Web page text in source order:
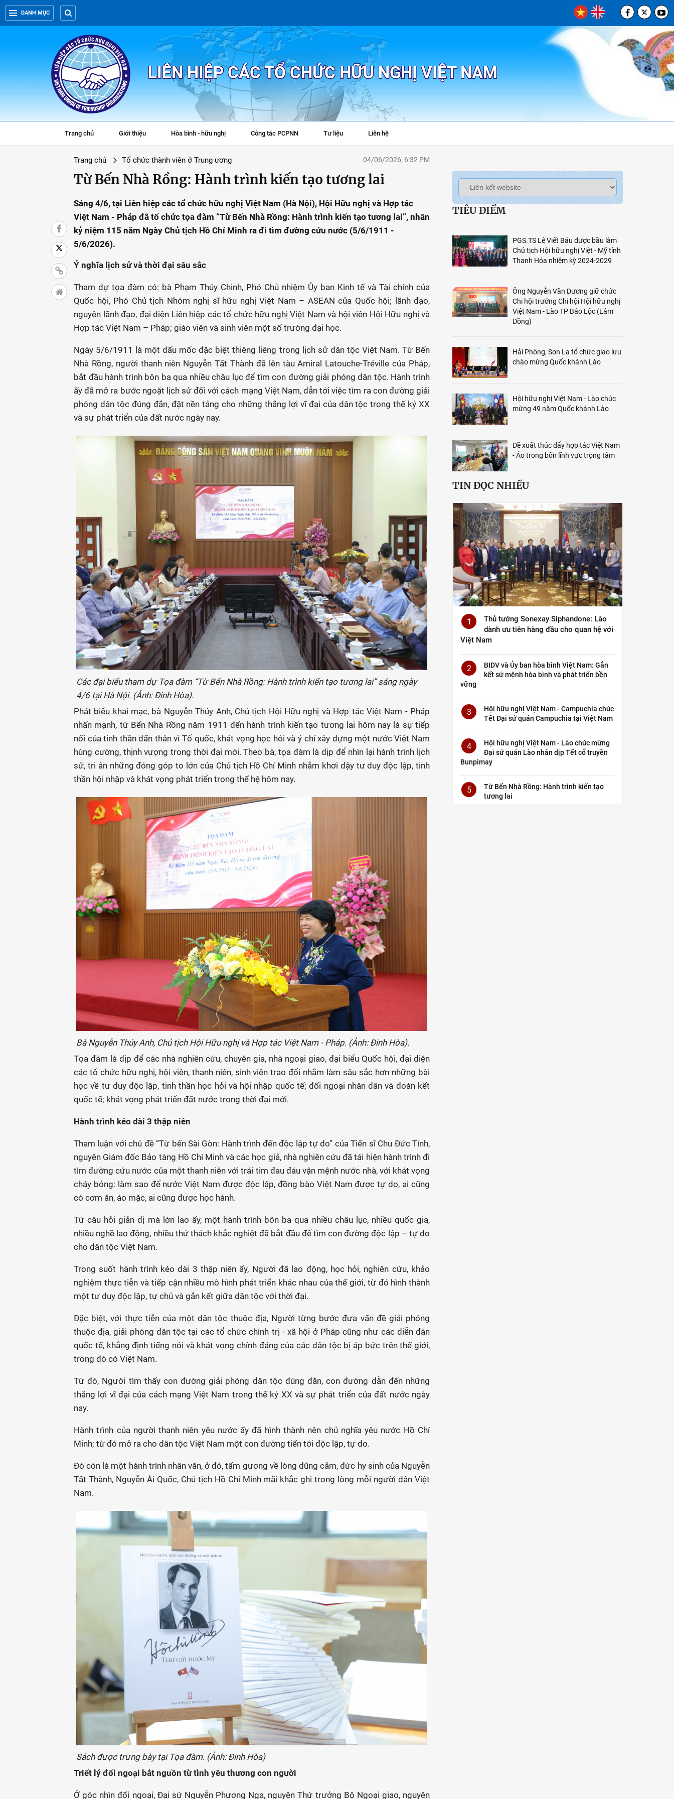
DANH MỤC
LIÊN HIỆP CÁC TỔ CHỨC HỮU NGHỊ VIỆT NAM
Trang chủ Giới thiệu Hòa bình - hữu nghị Công tác PCPNN Tư liệu Liên hệ
Trang chủ Tổ chức thành viên ở Trung ương 04/06/2026, 6:32 PM
Từ Bến Nhà Rồng: Hành trình kiến tạo tương lai
Sáng 4/6, tại Liên hiệp các tổ chức hữu nghị Việt Nam (Hà Nội), Hội Hữu nghị và Hợp tác
Việt Nam - Pháp đã tổ chức tọa đàm “Từ Bến Nhà Rồng: Hành trình kiến tạo tương lai”, nhân
kỷ niệm 115 năm Ngày Chủ tịch Hồ Chí Minh ra đi tìm đường cứu nước (5/6/1911 -
5/6/2026).
Ý nghĩa lịch sử và thời đại sâu sắc
Tham dự tọa đàm có: bà Phạm Thúy Chinh, Phó Chủ nhiệm Ủy ban Kinh tế và Tài chính của
Quốc hội, Phó Chủ tịch Nhóm nghị sĩ hữu nghị Việt Nam – ASEAN của Quốc hội; lãnh đạo,
nguyên lãnh đạo, đại diện Liên hiệp các tổ chức hữu nghị Việt Nam và hội viên Hội Hữu nghị và
Hợp tác Việt Nam – Pháp; giáo viên và sinh viên một số trường đại học.
Ngày 5/6/1911 là một dấu mốc đặc biệt thiêng liêng trong lịch sử dân tộc Việt Nam. Từ Bến
Nhà Rồng, người thanh niên Nguyễn Tất Thành đã lên tàu Amiral Latouche-Tréville của Pháp,
bắt đầu hành trình bôn ba qua nhiều châu lục để tìm con đường giải phóng dân tộc. Hành trình
ấy đã mở ra bước ngoặt lịch sử đối với cách mạng Việt Nam, dẫn tới việc tìm ra con đường giải
phóng dân tộc đúng đắn, đặt nền tảng cho những thắng lợi vĩ đại của dân tộc trong thế kỷ XX
và sự phát triển của đất nước ngày nay.
Các đại biểu tham dự Tọa đàm “Từ Bến Nhà Rồng: Hành trình kiến tạo tương lai” sáng ngày
4/6 tại Hà Nội. (Ảnh: Đinh Hòa).
Phát biểu khai mạc, bà Nguyễn Thúy Anh, Chủ tịch Hội Hữu nghị và Hợp tác Việt Nam - Pháp
nhấn mạnh, từ Bến Nhà Rồng năm 1911 đến hành trình kiến tạo tương lai hôm nay là sự tiếp
nối của tinh thần dấn thân vì Tổ quốc, khát vọng học hỏi và ý chí xây dựng một nước Việt Nam
hùng cường, thịnh vượng trong thời đại mới. Theo bà, tọa đàm là dịp để nhìn lại hành trình lịch
sử, tri ân những đóng góp to lớn của Chủ tịch Hồ Chí Minh nhằm khơi dậy tư duy độc lập, tinh
thần hội nhập và khát vọng phát triển trong thế hệ hôm nay.
Bà Nguyễn Thúy Anh, Chủ tịch Hội Hữu nghị và Hợp tác Việt Nam - Pháp. (Ảnh: Đinh Hòa).
Tọa đàm là dịp để các nhà nghiên cứu, chuyên gia, nhà ngoại giao, đại biểu Quốc hội, đại diện
các tổ chức hữu nghị, hội viên, thanh niên, sinh viên trao đổi nhằm làm sâu sắc hơn những bài
học về tư duy độc lập, tinh thần học hỏi và hội nhập quốc tế; đối ngoại nhân dân và đoàn kết
quốc tế; khát vọng phát triển đất nước trong thời đại mới.
Hành trình kéo dài 3 thập niên
Tham luận với chủ đề “Từ bến Sài Gòn: Hành trình đến độc lập tự do” của Tiến sĩ Chu Đức Tính,
nguyên Giám đốc Bảo tàng Hồ Chí Minh và các học giả, nhà nghiên cứu đã tái hiện hành trình đi
tìm đường cứu nước của một thanh niên với trái tim đau đáu vận mệnh nước nhà, với khát vọng
cháy bỏng: làm sao để nước Việt Nam được độc lập, đồng bào Việt Nam được tự do, ai cũng
có cơm ăn, áo mặc, ai cũng được học hành.
Từ câu hỏi giản dị mà lớn lao ấy, một hành trình bôn ba qua nhiều châu lục, nhiều quốc gia,
nhiều nghề lao động, nhiều thử thách khắc nghiệt đã bắt đầu để tìm con đường độc lập – tự do
cho dân tộc Việt Nam.
Trong suốt hành trình kéo dài 3 thập niên ấy, Người đã lao động, học hỏi, nghiên cứu, khảo
nghiệm thực tiễn và tiếp cận nhiều mô hình phát triển khác nhau của thế giới, từ đó hình thành
một tư duy độc lập, tự chủ và gắn kết giữa dân tộc với thời đại.
Đặc biệt, với thực tiễn của một dân tộc thuộc địa, Người từng bước đưa vấn đề giải phóng
thuộc địa, giải phóng dân tộc tại các tổ chức chính trị - xã hội ở Pháp cũng như các diễn đàn
quốc tế, khẳng định tiếng nói và khát vọng chính đáng của các dân tộc bị áp bức trên thế giới,
trong đó có Việt Nam.
Từ đó, Người tìm thấy con đường giải phóng dân tộc đúng đắn, con đường dẫn đến những
thắng lợi vĩ đại của cách mạng Việt Nam trong thế kỷ XX và sự phát triển của đất nước ngày
nay.
Hành trình của người thanh niên yêu nước ấy đã hình thành nên chủ nghĩa yêu nước Hồ Chí
Minh; từ đó mở ra cho dân tộc Việt Nam một con đường tiến tới độc lập, tự do.
Đó còn là một hành trình nhân văn, ở đó, tấm gương về lòng dũng cảm, đức hy sinh của Nguyễn
Tất Thành, Nguyễn Ái Quốc, Chủ tịch Hồ Chí Minh mãi khắc ghi trong lòng mỗi người dân Việt
Nam.
Sách được trưng bày tại Tọa đàm. (Ảnh: Đinh Hòa)
Triết lý đối ngoại bắt nguồn từ tình yêu thương con người
Ở góc nhìn đối ngoại, Đại sứ Nguyễn Phương Nga, nguyên Thứ trưởng Bộ Ngoại giao, nguyên
TIÊU ĐIỂM
PGS.TS Lê Viết Báu được bầu làm
Chủ tịch Hội hữu nghị Việt - Mỹ tỉnh
Thanh Hóa nhiệm kỳ 2024-2029
Ông Nguyễn Văn Dương giữ chức
Chi hội trưởng Chi hội Hội hữu nghị
Việt Nam - Lào TP Bảo Lộc (Lâm
Đồng)
Hải Phòng, Sơn La tổ chức giao lưu
chào mừng Quốc khánh Lào
Hội hữu nghị Việt Nam - Lào chúc
mừng 49 năm Quốc khánh Lào
Đề xuất thúc đẩy hợp tác Việt Nam
- Áo trong bốn lĩnh vực trọng tâm
TIN ĐỌC NHIỀU
1
Thủ tướng Sonexay Siphandone: Lào
dành ưu tiên hàng đầu cho quan hệ với
Việt Nam
2
BIDV và Ủy ban hòa bình Việt Nam: Gắn
kết sứ mệnh hòa bình và phát triển bền
vững
3
Hội hữu nghị Việt Nam - Campuchia chúc
Tết Đại sứ quán Campuchia tại Việt Nam
4
Hội hữu nghị Việt Nam - Lào chúc mừng
Đại sứ quán Lào nhân dịp Tết cổ truyền
Bunpimay
5
Từ Bến Nhà Rồng: Hành trình kiến tạo
tương lai